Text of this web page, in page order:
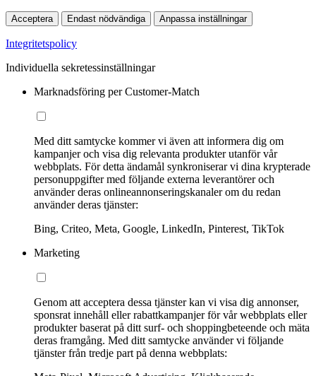
Acceptera Endast nödvändiga Anpassa inställningar
Integritetspolicy
Individuella sekretessinställningar
Marknadsföring per Customer-Match
Med ditt samtycke kommer vi även att informera dig om
kampanjer och visa dig relevanta produkter utanför vår
webbplats. För detta ändamål synkroniserar vi dina krypterade
personuppgifter med följande externa leverantörer och
använder deras onlineannonseringskanaler om du redan
använder deras tjänster:
Bing, Criteo, Meta, Google, LinkedIn, Pinterest, TikTok
Marketing
Genom att acceptera dessa tjänster kan vi visa dig annonser,
sponsrat innehåll eller rabattkampanjer för vår webbplats eller
produkter baserat på ditt surf- och shoppingbeteende och mäta
deras framgång. Med ditt samtycke använder vi följande
tjänster från tredje part på denna webbplats: